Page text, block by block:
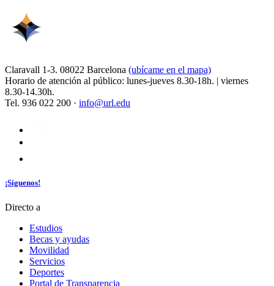
Claravall 1-3. 08022 Barcelona (ubícame en el mapa)
Horario de atención al público: lunes-jueves 8.30-18h. | viernes
8.30-14.30h.
Tel. 936 022 200 · info@url.edu
¡Síguenos!
Directo a
Estudios
Becas y ayudas
Movilidad
Servicios
Deportes
Portal de Transparencia